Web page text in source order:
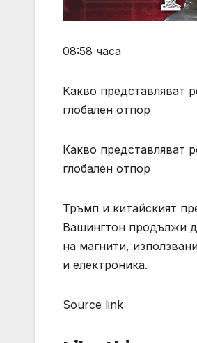
08:58 часа
Какво представляват
глобален отпор
Какво представляват
глобален отпор
Тръмп и китайският
Вашингтон продължи
на магнити,
и електроника.
Source link